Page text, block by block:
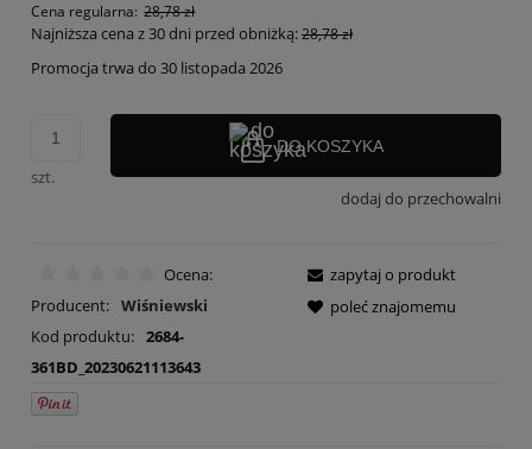
Cena regularna: 28,78 zł
Najniższa cena z 30 dni przed obniżką:28,78 zł
Promocja trwa do 30 listopada 2026
szt.
DO KOSZYKA
dodaj do przechowalni
Ocena:
Producent: Wiśniewski
Kod produktu: 2684-
361BD_20230621113643
zapytaj o produkt
poleć znajomemu